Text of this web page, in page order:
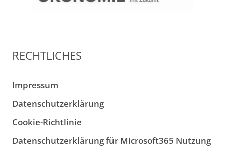
RECHTLICHES
Impressum
Datenschutzerklärung
Cookie-Richtlinie
Datenschutzerklärung für Microsoft365 Nutzung